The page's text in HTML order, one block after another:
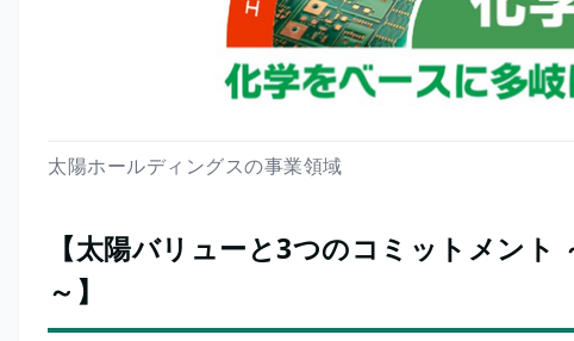
太陽ホールディングスの事業領域
【太陽バリューと3つのコミットメン
～】